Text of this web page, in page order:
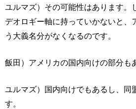
ユルマズ）その可能性はあります。
デオロギー軸に持っていかないと、
う大義名分がなくなるのです。
飯田）アメリカの国内向けの部分も
ユルマズ）国内向けでもあるし、同
す。